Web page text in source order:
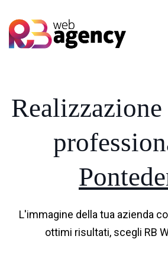
Realizzazione
L'immagine della tua azienda
ottimi risultati, scegli RB